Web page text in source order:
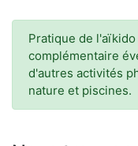
Pratique de
complémentaire
d'autres activités
nature et piscines.